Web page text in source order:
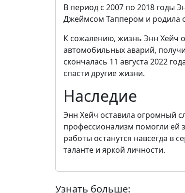
В период с 2007 по 2018 годы
Джеймсом Таппером и родила
К сожалению, жизнь Энн Хейч
автомобильных аварий,
скончалась 11 августа 2022
спасти другие жизни.
Наследие
Энн Хейч оставила огромный
профессионализм помогли ей
работы останутся навсегда в
таланте и яркой личности.
Узнать больше: